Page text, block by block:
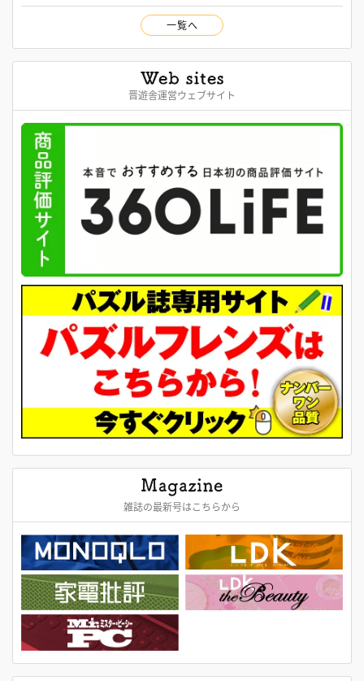
一覧へ
晋遊舎運営ウェブサイト
雑誌の最新号はこちらから